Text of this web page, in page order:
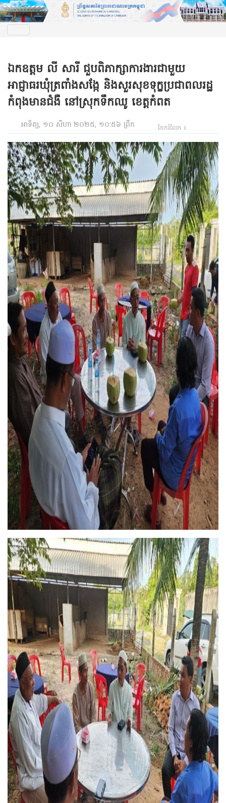
ឯកឧត្តម លី សារី ជួបពិភាក្សាការងារជាមួយ
អាជ្ញាធរឃុំត្រពាំងសង្កែ និងសួរសុខទុក្ខប្រជាពលរដ្ឋ
កំពុងមានជំងឺ នៅស្រុកទឹកឈូ ខេត្តកំពត
អាទិត្យ, ១០ សីហា ២០២៥, ១០:៥៦ ព្រឹក ចែករំលែក ៖